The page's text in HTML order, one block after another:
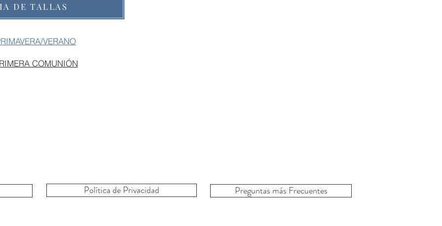
DE TALLAS
VERANO
COMUNIÓN
Política de Privacidad Preguntas más Frecuentes